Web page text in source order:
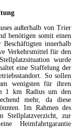
außerhalb von Trier
benötigen somit einen
innerhalb
Verkehrsmittel für den
wurde
eine Staffelung der
So sollen
wenigsten für ihren
1 km Radius um den
mehr, da diese
Im Rahmen des
Stellplatzverzicht, zur
Heimfahrtgarantie